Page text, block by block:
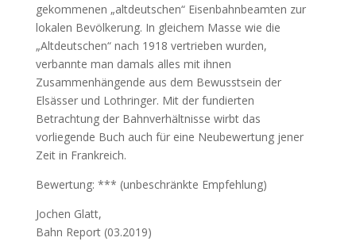
gekommenen „altdeutschen“ Eisenbahnbeamten zur
lokalen Bevölkerung. In gleichem Masse wie die
„Altdeutschen“ nach 1918 vertrieben wurden,
verbannte man damals alles mit ihnen
Zusammenhängende aus dem Bewusstsein der
Elsässer und Lothringer. Mit der fundierten
Betrachtung der Bahnverhältnisse wirbt das
vorliegende Buch auch für eine Neubewertung jener
Zeit in Frankreich.
Bewertung: *** (unbeschränkte Empfehlung)
Jochen Glatt,
Bahn Report (03.2019)